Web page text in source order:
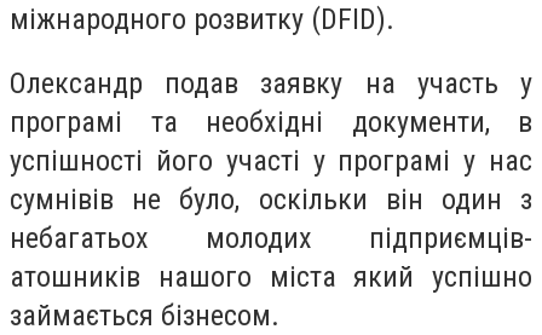
міжнародного розвитку (DFID).
Олександр подав заявку на участь у
програмі та необхідні документи, в
успішності його участі у програмі у нас
сумнівів не було, оскільки він один з
небагатьох молодих підприємців-
атошників нашого міста який успішно
займається бізнесом.